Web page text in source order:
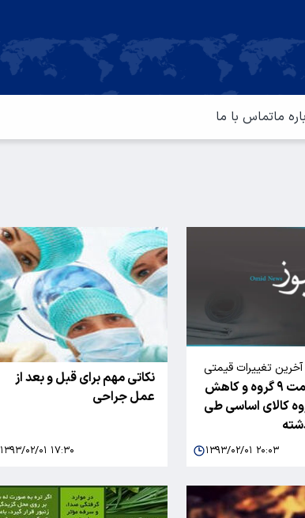
ماتماس با ما
تغییرات قیمتی
را منتشر کرد؛
افزایش قیمت ۹ گروه و کاهش
۲ گروه کالای اساسی طی
۱۳۹۳/۰۲/۰۱ ۲۰:۰۳
نکاتی مهم برای قبل و بعد از
عمل جراحی
۱۳۹۳/۰۲/۰۱ ۱۷:۳۰